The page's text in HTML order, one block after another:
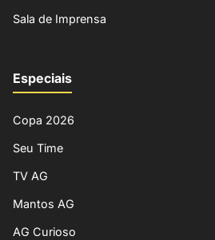
Sala de Imprensa
Especiais
Copa 2026
Seu Time
TV AG
Mantos AG
AG Curioso